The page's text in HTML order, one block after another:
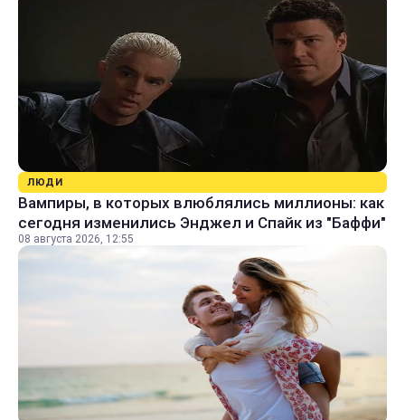
ЛЮДИ
Вампиры, в которых влюблялись миллионы: как
сегодня изменились Энджел и Спайк из "Баффи"
08 августа 2026, 12:55